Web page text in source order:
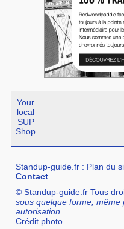
Your
local
SUP
Shop
Standup-guide.fr : Plan du
Contact
© Standup-guide.fr Tous
sous quelque forme,
autorisation.
Crédit photo